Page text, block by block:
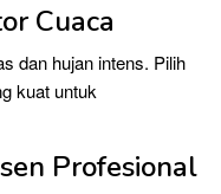
Cuaca
dan hujan intens. Pilih
kuat untuk
Profesional